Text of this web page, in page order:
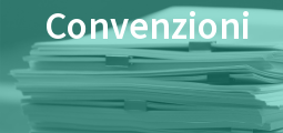
Convenzioni